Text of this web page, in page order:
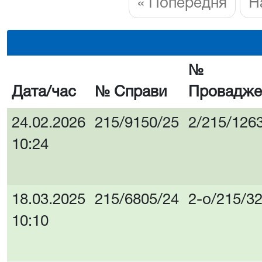
« Попередня
Дата/час № Справи
№
24.02.2026
10:24
215/9150/25 2/215/
18.03.2025
10:10
215/6805/24 2-о/215/